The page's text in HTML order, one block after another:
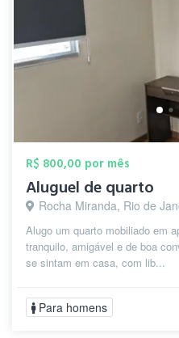
R$ 800,00 por mês
Aluguel de quarto
Rocha Miranda, Rio de
Alugo um quarto mobiliado em
tranquilo, amigável e de boa
se sintam em casa, com lib...
Para homens